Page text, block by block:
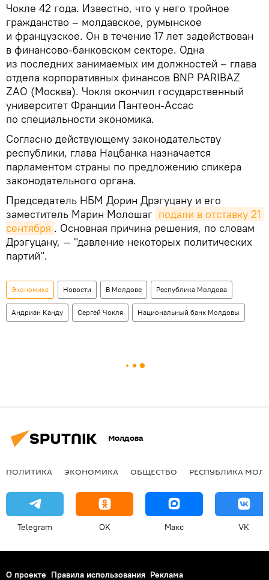
Чокле 42 года. Известно, что у него тройное
гражданство – молдавское, румынское
и французское. Он в течение 17 лет задействован
в финансово-банковском секторе. Одна
из последних занимаемых им должностей – глава
отдела корпоративных финансов BNP PARIBAZ
ZAO (Москва). Чокля окончил государственный
университет Франции Пантеон-Ассас
по специальности экономика.
Согласно действующему законодательству
республики, глава Нацбанка назначается
парламентом страны по предложению спикера
законодательного органа.
Председатель НБМ Дорин Дрэгуцану и его
заместитель Марин Молошаг подали в отставку 21
сентября . Основная причина решения, по словам
Дрэгуцану, — "давление некоторых политических
партий".
Экономика Новости В Молдове Республика Молдова
Андриан Канду Сергей Чокля Национальный банк Молдовы
Молдова
ПОЛИТИКА ЭКОНОМИКА ОБЩЕСТВО РЕСПУБЛИКА
Telegram OK Макс VK
О проекте Правила использования Реклама